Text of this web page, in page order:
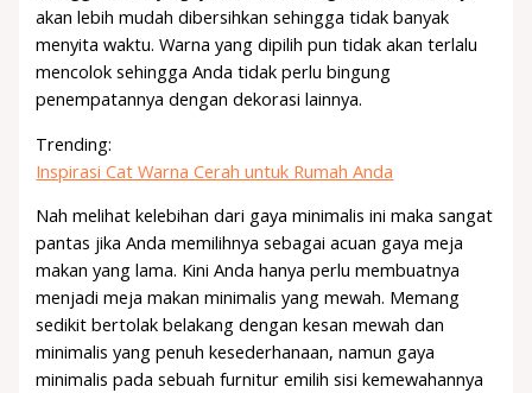
akan lebih mudah dibersihkan sehingga tidak banyak
menyita waktu. Warna yang dipilih pun tidak akan terlalu
mencolok sehingga Anda tidak perlu bingung
penempatannya dengan dekorasi lainnya.
Trending:
Inspirasi Cat Warna Cerah untuk Rumah Anda
Nah melihat kelebihan dari gaya minimalis ini maka sangat
pantas jika Anda memilihnya sebagai acuan gaya meja
makan yang lama. Kini Anda hanya perlu membuatnya
menjadi meja makan minimalis yang mewah. Memang
sedikit bertolak belakang dengan kesan mewah dan
minimalis yang penuh kesederhanaan, namun gaya
minimalis pada sebuah furnitur emilih sisi kemewahannya